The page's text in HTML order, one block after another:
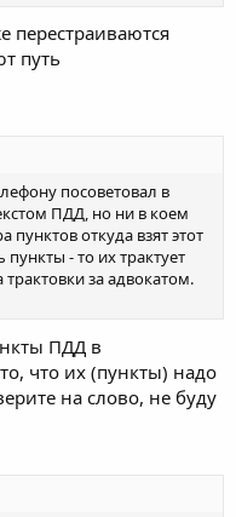
перестраиваются
путь
посоветовал в
ПДД, но ни в коем
пунктов откуда взят этот
пункты - то их трактует
трактовки за адвокатом.
ПДД в
что их (пункты) надо
на слово, не буду